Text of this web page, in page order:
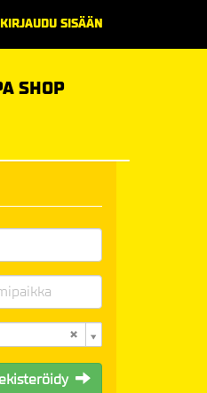
KIRJAUDU SISÄÄN
SHOP